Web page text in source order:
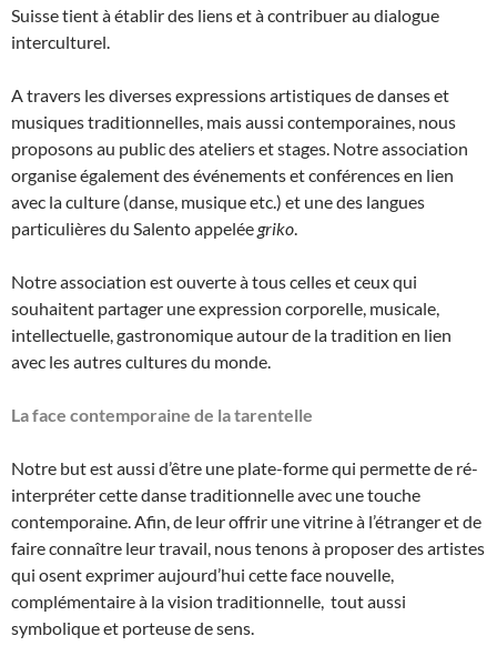
Suisse tient à établir des liens et à contribuer au dialogue
interculturel.
A travers les diverses expressions artistiques de danses et
musiques traditionnelles, mais aussi contemporaines, nous
proposons au public des ateliers et stages. Notre association
organise également des événements et conférences en lien
avec la culture (danse, musique etc.) et une des langues
particulières du Salento appelée griko.
Notre association est ouverte à tous celles et ceux qui
souhaitent partager une expression corporelle, musicale,
intellectuelle, gastronomique autour de la tradition en lien
avec les autres cultures du monde.
La face contemporaine de la tarentelle
Notre but est aussi d’être une plate-forme qui permette de ré-
interpréter cette danse traditionnelle avec une touche
contemporaine. Afin, de leur offrir une vitrine à l’étranger et de
faire connaître leur travail, nous tenons à proposer des artistes
qui osent exprimer aujourd’hui cette face nouvelle,
complémentaire à la vision traditionnelle, tout aussi
symbolique et porteuse de sens.